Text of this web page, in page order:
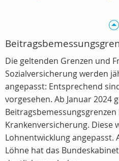
Die geltenden Grenzen und
Sozialversicherung werden
angepasst: Entsprechend
vorgesehen. Ab Januar 2024
Krankenversicherung. Diese
Lohnentwicklung angepasst.
Löhne hat das